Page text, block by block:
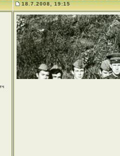
18.7.2008, 19:15